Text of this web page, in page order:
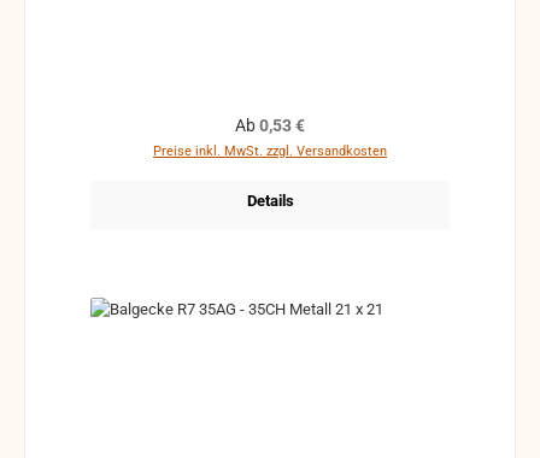
Regulärer Preis:
Ab0,53 €
Preise inkl. MwSt. zzgl. Versandkosten
Details